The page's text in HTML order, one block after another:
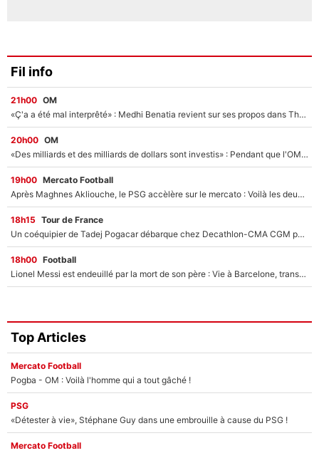
Fil info
21h00 OM
«Ç'a a été mal interprêté» : Medhi Benatia revient sur ses propos dans The Bridge et précise ses conditions pour rejoindre le PSG !
20h00 OM
«Des milliards et des milliards de dollars sont investis» : Pendant que l'OM est en pleine crise financière, Frank McCourt lance un nouveau projet à 260M€ !
19h00 Mercato Football
Après Maghnes Akliouche, le PSG accèlère sur le mercato : Voilà les deux nouvelles recrues qui vont signer la semaine prochaine ?
18h15 Tour de France
Un coéquipier de Tadej Pogacar débarque chez Decathlon-CMA CGM pour épauler Paul Seixas : «Mes meilleures années sont à venir»
18h00 Football
Lionel Messi est endeuillé par la mort de son père : Vie à Barcelone, transfert au PSG... voilà comment Jorge Messi a joué un rôle essentiel dans sa carrière !
Top Articles
Mercato Football
Pogba - OM : Voilà l'homme qui a tout gâché !
PSG
«Détester à vie», Stéphane Guy dans une embrouille à cause du PSG !
Mercato Football